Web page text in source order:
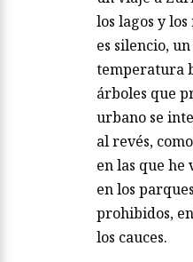
los lagos y
es silencio,
temperatura
árboles que
urbano se
al revés,
en las que he
en los
prohibidos,
los cauces.